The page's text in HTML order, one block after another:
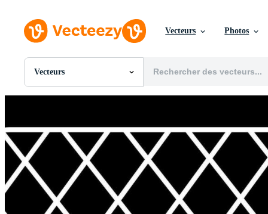
Vecteurs Photos
Vecteurs
Toutes Images
PSDs
SVGs
Modèles
Vidéos
Motion graphics
Images Éditoriales
Événements Éditoriaux